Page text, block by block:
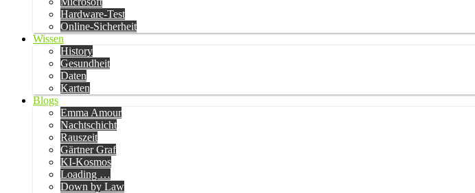
Hardware-Test
Online-Sicherheit
Wissen
History
Gesundheit
Daten
Karten
Blogs
Emma Amour
Nachtschicht
Rauszeit
Gärtner Graf
KI-Kosmos
Loading …
Down by Law